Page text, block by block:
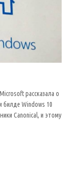
рассказала о
билде Windows 10
Canonical, и этому